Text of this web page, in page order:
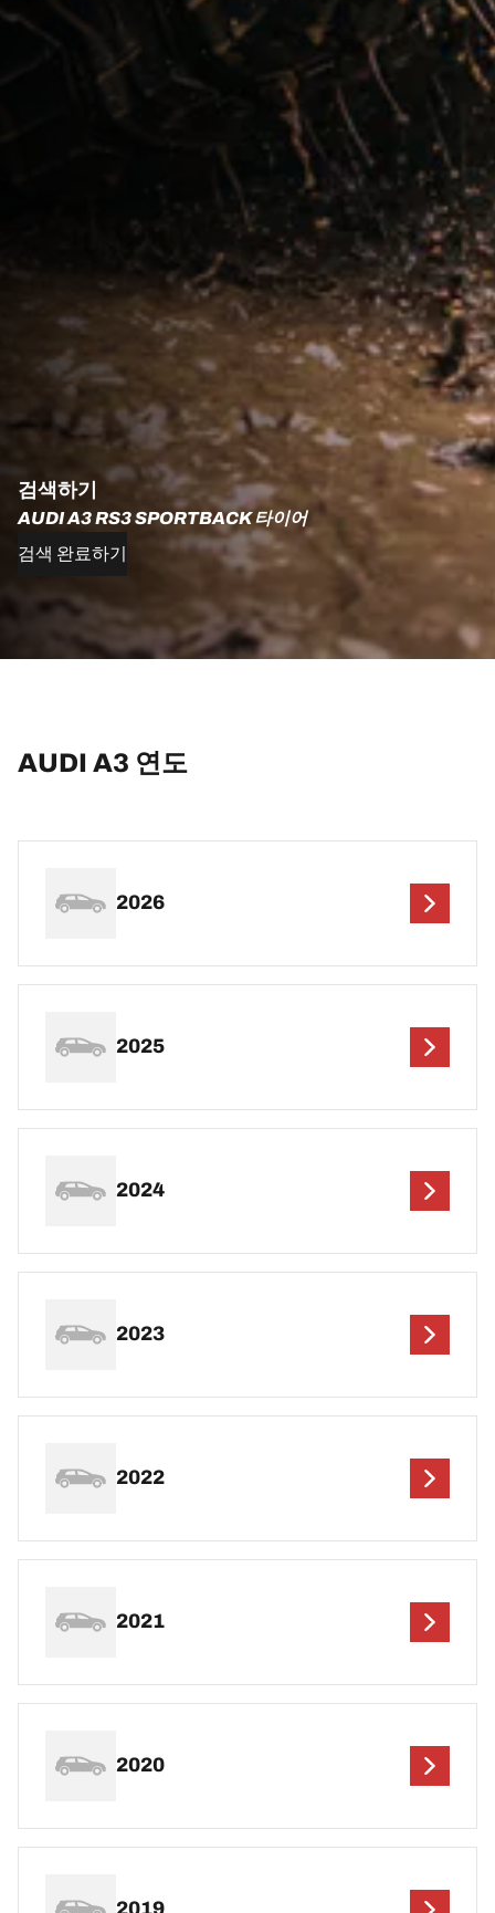
검색하기
AUDI A3 RS3 SPORTBACK 타이어
검색 완료하기
AUDI A3 연도
2026
2025
2024
2023
2022
2021
2020